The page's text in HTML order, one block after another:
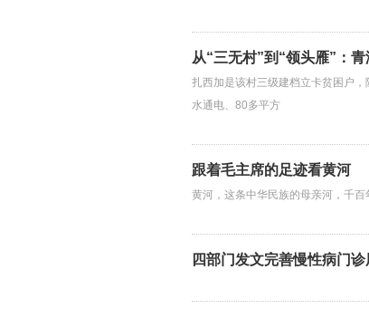
从“三无村”到“领头雁”：
扎西加是该村三级建档立卡贫困户
水通电、80多平方
跟着毛主席的足迹看黄河
黄河，这条中华民族的母亲河，千
四部门发文完善慢性病门诊